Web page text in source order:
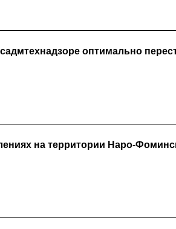
оптимально
на территории Наро-